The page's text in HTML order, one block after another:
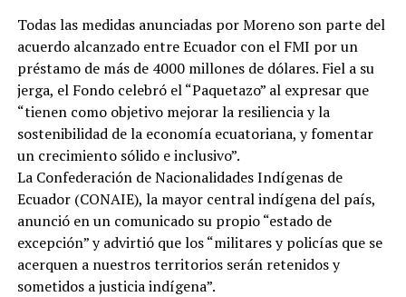
Todas las medidas anunciadas por Moreno son parte del
acuerdo alcanzado entre Ecuador con el FMI por un
préstamo de más de 4000 millones de dólares. Fiel a su
jerga, el Fondo celebró el “Paquetazo” al expresar que
“tienen como objetivo mejorar la resiliencia y la
sostenibilidad de la economía ecuatoriana, y fomentar
un crecimiento sólido e inclusivo”.
La Confederación de Nacionalidades Indígenas de
Ecuador (CONAIE), la mayor central indígena del país,
anunció en un comunicado su propio “estado de
excepción” y advirtió que los “militares y policías que se
acerquen a nuestros territorios serán retenidos y
sometidos a justicia indígena”.